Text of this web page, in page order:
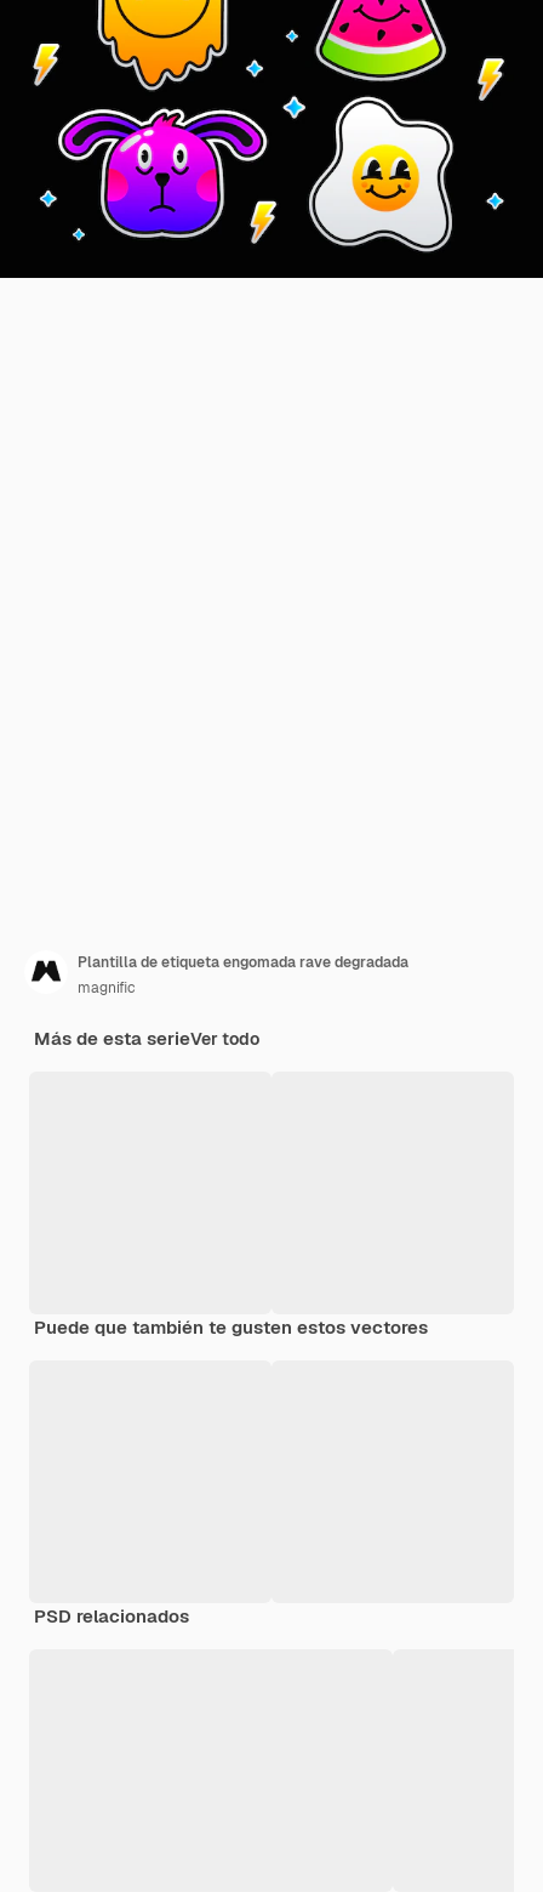
Plantilla de etiqueta engomada rave degradada
magnific
Más de esta serieVer todo
Puede que también te gusten estos vectores
PSD relacionados